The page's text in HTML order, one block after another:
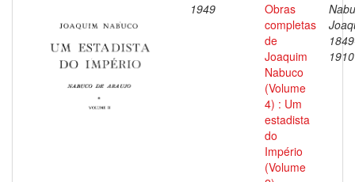
1949
Obras
completas
de
Joaquim
Nabuco
(Volume
4) : Um
estadista
do
Império
(Volume
1910